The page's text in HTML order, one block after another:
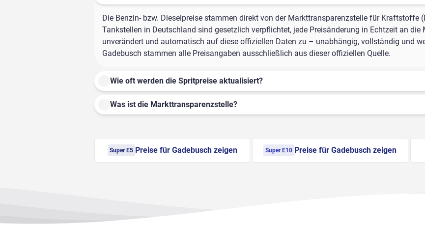
Die Benzin- bzw. Dieselpreise stammen direkt von der Markttransparenzstelle für Kraftstoffe
Tankstellen in Deutschland sind gesetzlich verpflichtet, jede Preisänderung in Echtzeit an die
unverändert und automatisch auf diese offiziellen Daten zu – unabhängig, vollständig und
Gadebusch stammen alle Preisangaben ausschließlich aus dieser offiziellen Quelle.
Wie oft werden die Spritpreise aktualisiert?
Was ist die Markttransparenzstelle?
Super E5 Preise für Gadebusch zeigen Super E10 Preise für Gadebusch zeigen